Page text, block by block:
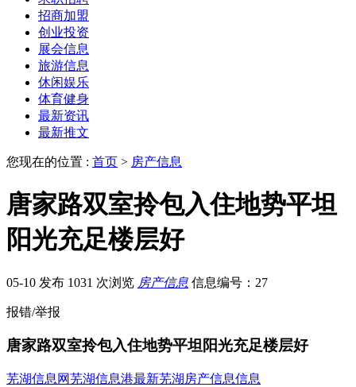
招商加盟
创业投资
展会信息
旅游信息
休闲娱乐
体育健身
最新资讯
最新推文
您现在的位置 : 首页 > 房产信息
唐家路双室拎包入住地势平坦
阳光充足楼层好
05-10 发布 1031 次浏览 房产信息 信息编号：27
报错/举报
唐家路双室拎包入住地势平坦阳光充足楼层好
芜湖信息网芜湖信息港最新芜湖房产信息信息